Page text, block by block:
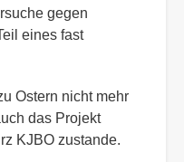
gegen
eines fast
Ostern nicht mehr
das Projekt
KJBO zustande.